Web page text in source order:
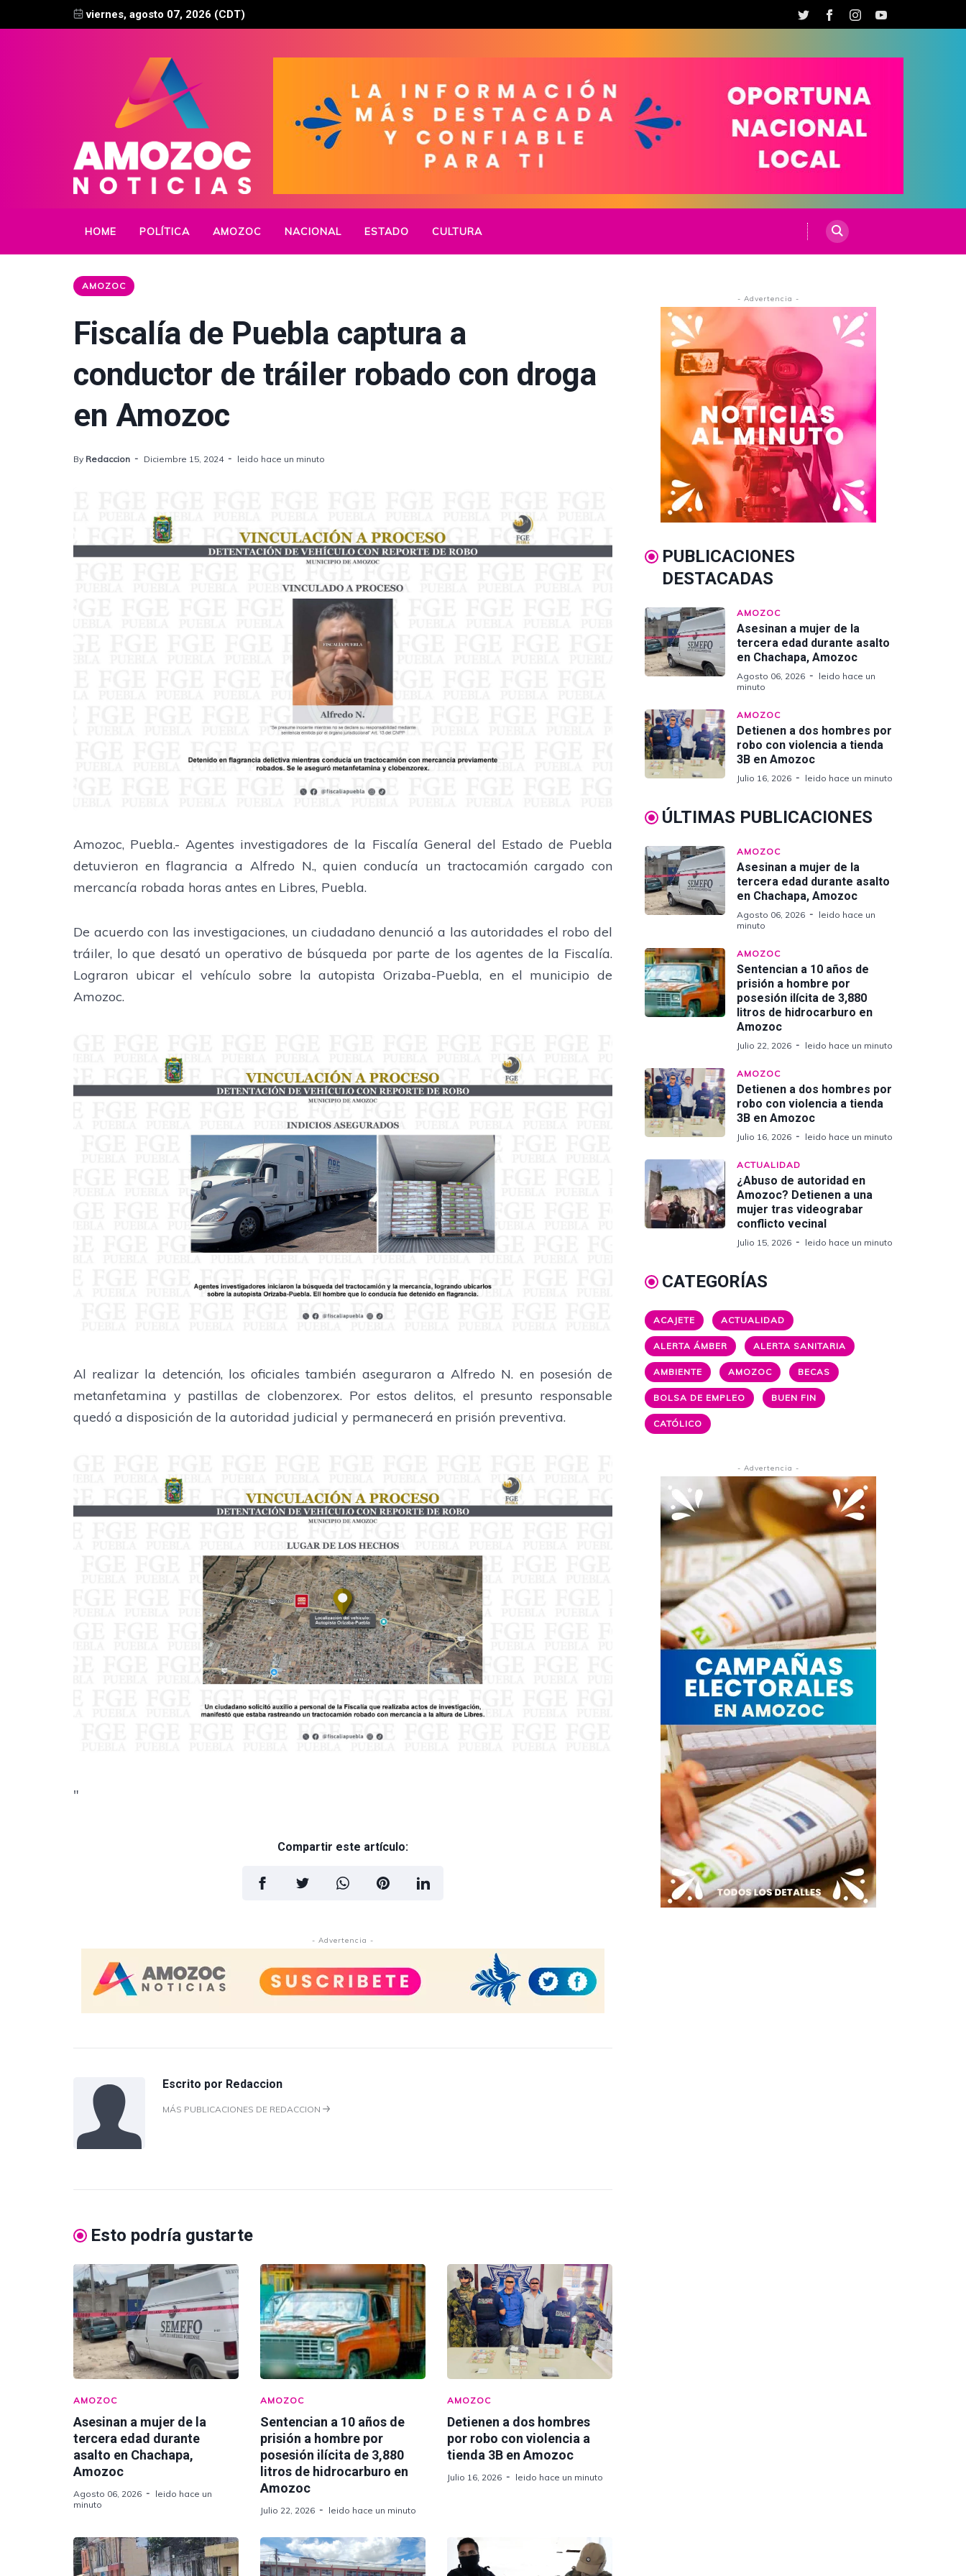
viernes, agosto 07, 2026 (CDT)
HOME POLÍTICA AMOZOC NACIONAL ESTADO CULTURA
AMOZOC
Fiscalía de Puebla captura a
conductor de tráiler robado con droga
en Amozoc
By Redaccion Diciembre 15, 2024 leido hace un minuto
Amozoc, Puebla.- Agentes investigadores de la Fiscalía General del Estado de Puebla
detuvieron en flagrancia a Alfredo N., quien conducía un tractocamión cargado con
mercancía robada horas antes en Libres, Puebla.
De acuerdo con las investigaciones, un ciudadano denunció a las autoridades el robo del
tráiler, lo que desató un operativo de búsqueda por parte de los agentes de la Fiscalía.
Lograron ubicar el vehículo sobre la autopista Orizaba-Puebla, en el municipio de
Amozoc.
Al realizar la detención, los oficiales también aseguraron a Alfredo N. en posesión de
metanfetamina y pastillas de clobenzorex. Por estos delitos, el presunto responsable
quedó a disposición de la autoridad judicial y permanecerá en prisión preventiva.
"
Compartir este artículo:
- Advertencia -
Escrito por Redaccion
MÁS PUBLICACIONES DE REDACCION
Esto podría gustarte
AMOZOC
Asesinan a mujer de la
tercera edad durante
asalto en Chachapa,
Amozoc
Agosto 06, 2026
leido hace un
minuto
AMOZOC
Sentencian a 10 años de
prisión a hombre por
posesión ilícita de 3,880
litros de hidrocarburo en
Amozoc
Julio 22, 2026 leido hace un minuto
AMOZOC
Detienen a dos hombres
por robo con violencia a
tienda 3B en Amozoc
Julio 16, 2026 leido hace un minuto
- Advertencia -
PUBLICACIONES
DESTACADAS
AMOZOC
Asesinan a mujer de la
tercera edad durante asalto
en Chachapa, Amozoc
Agosto 06, 2026
leido hace un
minuto
AMOZOC
Detienen a dos hombres por
robo con violencia a tienda
3B en Amozoc
Julio 16, 2026 leido hace un minuto
ÚLTIMAS PUBLICACIONES
AMOZOC
Asesinan a mujer de la
tercera edad durante asalto
en Chachapa, Amozoc
Agosto 06, 2026
leido hace un
minuto
AMOZOC
Sentencian a 10 años de
prisión a hombre por
posesión ilícita de 3,880
litros de hidrocarburo en
Amozoc
Julio 22, 2026 leido hace un minuto
AMOZOC
Detienen a dos hombres por
robo con violencia a tienda
3B en Amozoc
Julio 16, 2026 leido hace un minuto
ACTUALIDAD
¿Abuso de autoridad en
Amozoc? Detienen a una
mujer tras videograbar
conflicto vecinal
Julio 15, 2026 leido hace un minuto
CATEGORÍAS
ACAJETE ACTUALIDAD
ALERTA ÁMBER ALERTA SANITARIA
AMBIENTE AMOZOC BECAS
BOLSA DE EMPLEO BUEN FIN
CATÓLICO
- Advertencia -